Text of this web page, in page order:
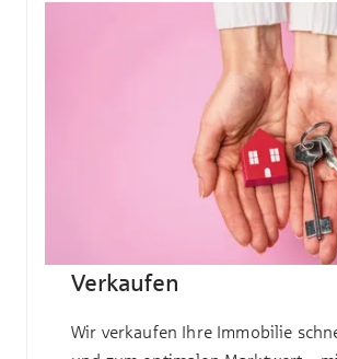
Verkaufen
Wir verkaufen Ihre Immobilie